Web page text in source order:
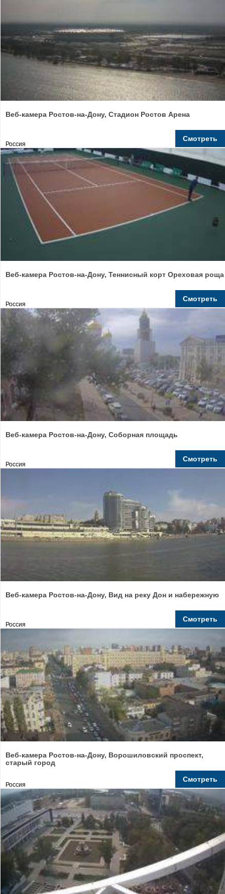
Веб-камера Ростов-на-Дону, Стадион Ростов Арена
Россия
Смотреть
Веб-камера Ростов-на-Дону, Теннисный корт Ореховая роща
Россия
Смотреть
Веб-камера Ростов-на-Дону, Соборная площадь
Россия
Смотреть
Веб-камера Ростов-на-Дону, Вид на реку Дон и набережную
Россия
Смотреть
Веб-камера Ростов-на-Дону, Ворошиловский проспект,
старый город
Россия
Смотреть